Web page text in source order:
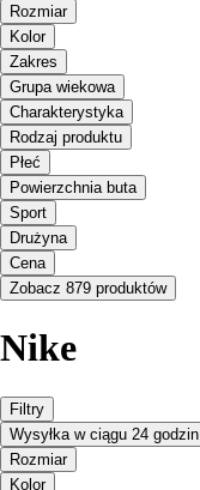
Rozmiar
Kolor
Zakres
Grupa wiekowa
Charakterystyka
Rodzaj produktu
Płeć
Powierzchnia buta
Sport
Drużyna
Cena
Zobacz 879 produktów
Nike
Filtry
Wysyłka w ciągu 24 godzin
Rozmiar
Kolor